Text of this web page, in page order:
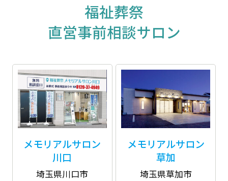
福祉葬祭
直営事前相談サロン
メモリアルサロン
川口
埼玉県川口市
メモリアルサロン
草加
埼玉県草加市